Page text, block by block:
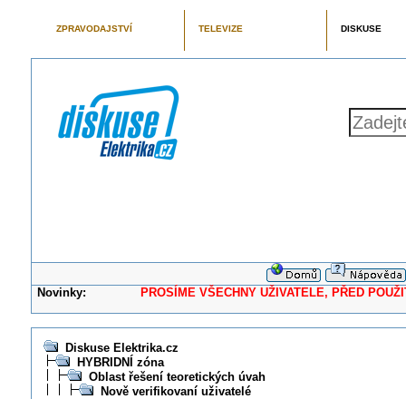
ZPRAVODAJSTVÍ TELEVIZE DISKUSE
Novinky: PROSÍME VŠECHNY UŽIVATELE, PŘED
Diskuse Elektrika.cz
HYBRIDNÍ zóna
Oblast řešení teoretických úvah
Nově verifikovaní uživatelé